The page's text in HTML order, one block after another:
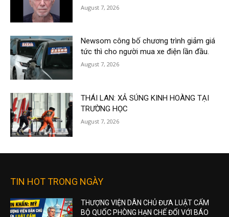
August 7, 2026
Newsom công bố chương trình giảm giá
tức thì cho người mua xe điện lần đầu.
August 7, 2026
THÁI LAN: XẢ SÚNG KINH HOÀNG TẠI
TRƯỜNG HỌC
August 7, 2026
TIN HOT TRONG NGÀY
THƯỢNG VIỆN DÂN CHỦ ĐƯA LUẬT CẤM
BỘ QUỐC PHÒNG HẠN CHẾ ĐỐI VỚI BÁO